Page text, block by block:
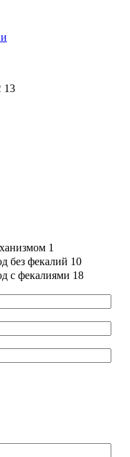
13
1
без фекалий 10
с фекалиями 18